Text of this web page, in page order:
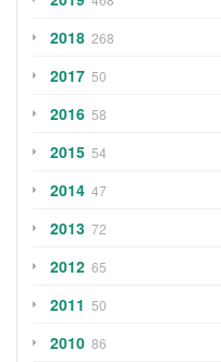
2018 268
2017 50
2016 58
2015 54
2014 47
2013 72
2012 65
2011 50
2010 86